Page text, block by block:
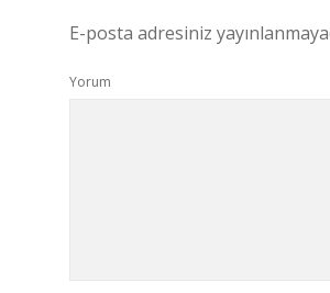
E-posta adresiniz
Yorum